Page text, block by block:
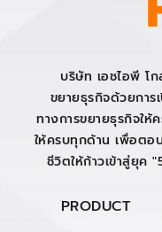
บริษัท เอชไอพี โ
ขยายธุรกิจด้วยการ
ทางการขยายธุรกิจให้
ให้ครบทุกด้าน เพื่อตอ
ชีวิตให้ก้าวเข้าสู่ยุค
PRODUCT